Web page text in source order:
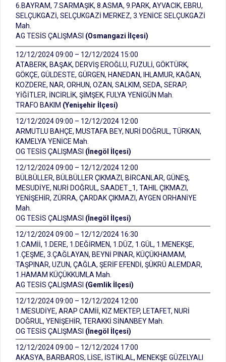
6.BAYRAM, 7.SARMAŞIK, 8.ASMA, 9.PARK, AYVACIK, EBRU,
SELÇUKGAZİ, SELÇUKGAZİ MERKEZ, 3.YENİCE SELÇUKGAZİ
Mah.
AG TESİS ÇALIŞMASI (Osmangazi İlçesi)
12/12/2024 09:00 – 12/12/2024 15:00
ATABERK, BAŞAK, DERVİŞ EROĞLU, FUZULİ, GÖKTÜRK,
GÖKÇE, GÜLDESTE, GÜRGEN, HANEDAN, IHLAMUR, KAĞAN,
KOZDERE, NAR, ORHUN, OZAN, SALKIM, SEDA, SERAP,
YİĞİTLER, İNCİRLİK, ŞİMŞEK, FULYA YENİGÜN Mah.
TRAFO BAKIM (Yenişehir İlçesi)
12/12/2024 09:00 – 12/12/2024 12:00
ARMUTLU BAHÇE, MUSTAFA BEY, NURİ DOĞRUL, TÜRKAN,
KAMELYA YENİCE Mah.
OG TESİS ÇALIŞMASI (İnegöl İlçesi)
12/12/2024 09:00 – 12/12/2024 12:00
BÜLBÜLLER, BÜLBÜLLER ÇIKMAZI, BİRCANLAR, GÜNEŞ,
MESUDİYE, NURİ DOĞRUL, SAADET_1, TAHIL ÇIKMAZI,
YENİŞEHİR, ZÜRRA, ÇARDAK ÇIKMAZI, AYGEN ORHANİYE
Mah.
OG TESİS ÇALIŞMASI (İnegöl İlçesi)
12/12/2024 09:00 – 12/12/2024 16:30
1.CAMİİ, 1.DERE, 1.DEĞİRMEN, 1.DÜZ, 1.GÜL, 1.MENEKŞE,
1.ÇEŞME, 3.ÇAĞLAYAN, BEYNİ PINAR, KÜÇÜKHAMAM,
TAŞPINAR, UZUN, ÇAĞLA, ŞERİF EFENDİ, ŞÜKRÜ ALEMDAR,
1.HAMAM KÜÇÜKKUMLA Mah.
AG TESİS ÇALIŞMASI (Gemlik İlçesi)
12/12/2024 09:00 – 12/12/2024 12:00
1.MESUDİYE, ARAP CAMİİ, KIZ MEKTEP, LETAFET, NURİ
DOĞRUL, YENİŞEHİR, TERAKKİ SİNANBEY Mah.
OG TESİS ÇALIŞMASI (İnegöl İlçesi)
12/12/2024 09:00 – 12/12/2024 17:00
AKASYA, BARBAROS, LİSE, İSTİKLAL, MENEKŞE GÜZELYALI